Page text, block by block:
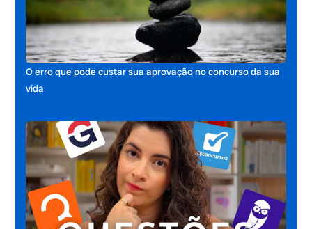
O erro que pode custar sua aprovação no concurso da sua
vida